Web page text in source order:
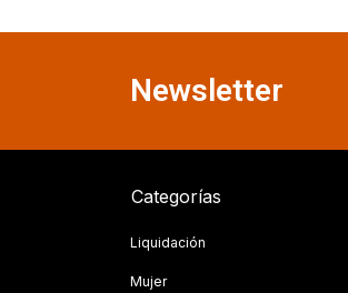
Newsletter
Categorías
Liquidación
Mujer